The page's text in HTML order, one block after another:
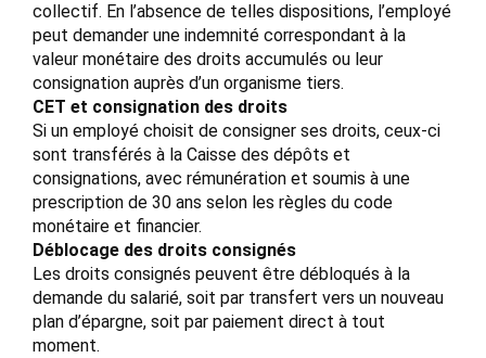
collectif. En l’absence de telles dispositions, l’employé
peut demander une indemnité correspondant à la
valeur monétaire des droits accumulés ou leur
consignation auprès d’un organisme tiers.
CET et consignation des droits
Si un employé choisit de consigner ses droits, ceux-ci
sont transférés à la Caisse des dépôts et
consignations, avec rémunération et soumis à une
prescription de 30 ans selon les règles du code
monétaire et financier.
Déblocage des droits consignés
Les droits consignés peuvent être débloqués à la
demande du salarié, soit par transfert vers un nouveau
plan d’épargne, soit par paiement direct à tout
moment.